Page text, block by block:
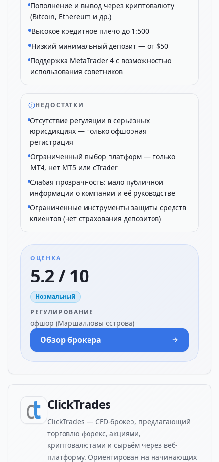
Пополнение и вывод через криптовалюту
(Bitcoin, Ethereum и др.)
Высокое кредитное плечо до 1:500
Низкий минимальный депозит — от $50
Поддержка MetaTrader 4 с возможностью
использования советников
НЕДОСТАТКИ
Отсутствие регуляции в серьёзных
юрисдикциях — только офшорная
регистрация
Ограниченный выбор платформ — только
MT4, нет MT5 или cTrader
Слабая прозрачность: мало публичной
информации о компании и её руководстве
Ограниченные инструменты защиты средств
клиентов (нет страхования депозитов)
ОЦЕНКА
5.2 / 10
Нормальный
РЕГУЛИРОВАНИЕ
офшор (Маршалловы острова)
Обзор брокера
ClickTrades
ClickTrades — CFD-брокер, предлагающий
торговлю форекс, акциями,
криптовалютами и сырьём через веб-
платформу. Ориентирован на начинающих